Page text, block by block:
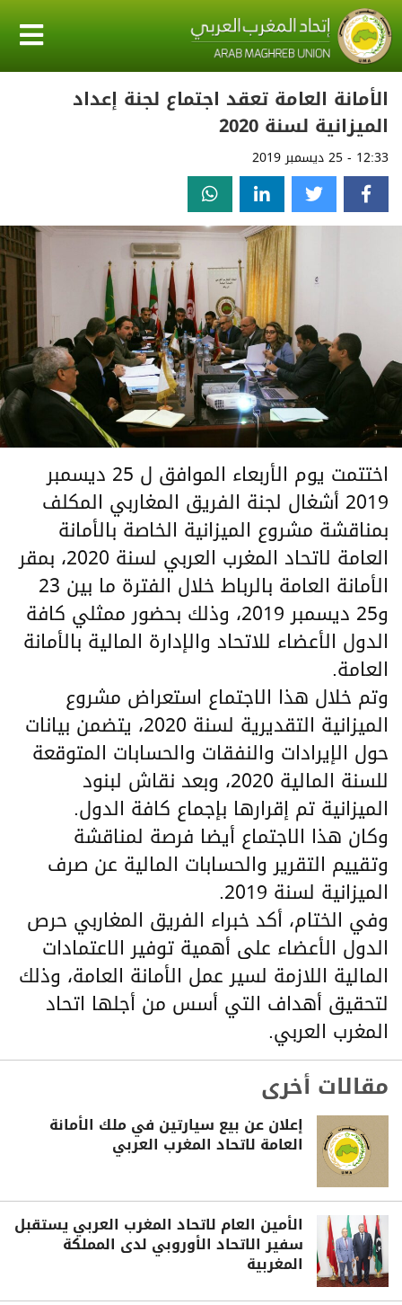
الأمانة العامة تعقد اجتماع لجنة إعداد
الميزانية لسنة 2020
12:33 - 25 ديسمبر 2019
اختتمت يوم الأربعاء الموافق ل 25 ديسمبر
2019 أشغال لجنة الفريق المغاربي المكلف
بمناقشة مشروع الميزانية الخاصة بالأمانة
العامة لاتحاد المغرب العربي لسنة 2020، بمقر
الأمانة العامة بالرباط خلال الفترة ما بين 23
و25 ديسمبر 2019، وذلك بحضور ممثلي كافة
الدول الأعضاء للاتحاد والإدارة المالية بالأمانة
العامة.
وتم خلال هذا الاجتماع استعراض مشروع
الميزانية التقديرية لسنة 2020، يتضمن بيانات
حول الإيرادات والنفقات والحسابات المتوقعة
للسنة المالية 2020، وبعد نقاش لبنود
الميزانية تم إقرارها بإجماع كافة الدول.
وكان هذا الاجتماع أيضا فرصة لمناقشة
وتقييم التقرير والحسابات المالية عن صرف
الميزانية لسنة 2019.
وفي الختام، أكد خبراء الفريق المغاربي حرص
الدول الأعضاء على أهمية توفير الاعتمادات
المالية اللازمة لسير عمل الأمانة العامة، وذلك
لتحقيق أهداف التي أسس من أجلها اتحاد
المغرب العربي.
مقالات أخرى
إعلان عن بيع سيارتين في ملك الأمانة
العامة لاتحاد المغرب العربي
الأمين العام لاتحاد المغرب العربي يستقبل
سفير الاتحاد الأوروبي لدى المملكة
المغربية